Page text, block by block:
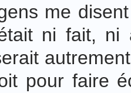
me
ni fait,
pour faire